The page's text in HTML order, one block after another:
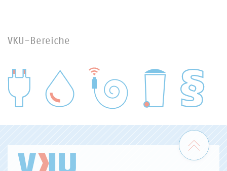
VKU-Bereiche
WASSER/ABWASSER
Zum